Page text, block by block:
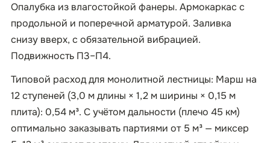
Опалубка из влагостойкой фанеры. Армокаркас с
продольной и поперечной арматурой. Заливка
снизу вверх, с обязательной вибрацией.
Подвижность П3–П4.
Типовой расход для монолитной лестницы: Марш на
12 ступеней (3,0 м длины × 1,2 м ширины × 0,15 м
плита): 0,54 м³. С учётом дальности (плечо 45 км)
оптимально заказывать партиями от 5 м³ — миксер